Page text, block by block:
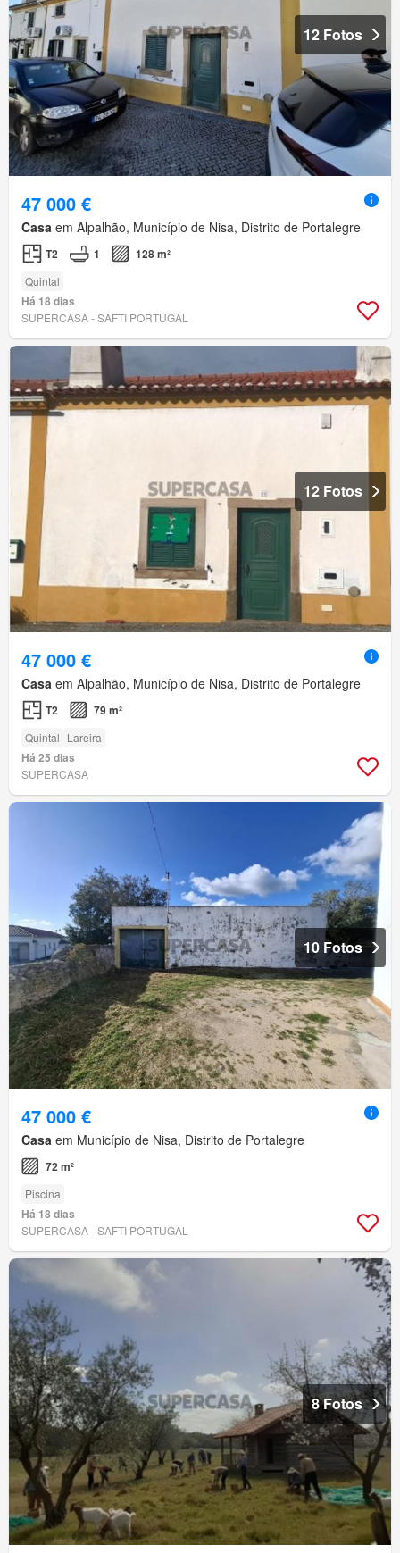
12 Fotos
47 000 €
Casa em Alpalhão, Município de Nisa, Distrito de Portalegre
T2 1 128 m²
Quintal
Há 18 dias
SUPERCASA - SAFTI PORTUGAL
12 Fotos
47 000 €
Casa em Alpalhão, Município de Nisa, Distrito de Portalegre
T2 79 m²
Quintal Lareira
Há 25 dias
SUPERCASA
10 Fotos
47 000 €
Casa em Município de Nisa, Distrito de Portalegre
72 m²
Piscina
Há 18 dias
SUPERCASA - SAFTI PORTUGAL
8 Fotos